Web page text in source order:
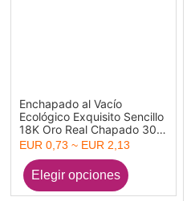
Enchapado al Vacío
Ecológico Exquisito Sencillo
18K Oro Real Chapado 304
Acero Inoxidable Corazón
Óvalo Aretes de Aro Para
Mujeres Fiesta 1 Par
EUR 0,73 ~ EUR 2,13